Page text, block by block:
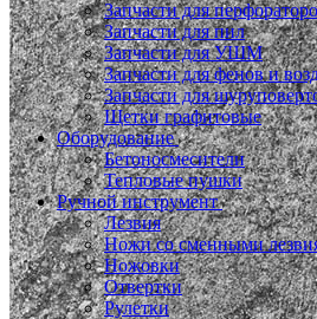
Запчасти для
Запчасти для пил
Запчасти для УШМ
Запчасти для фенов и
Запчасти для
Щетки графитовые
Оборудование
Бетоносмесители
Тепловые пушки
Ручной инструмент
Лезвия
Ножи со сменными
Ножовки
Отвертки
Рулетки